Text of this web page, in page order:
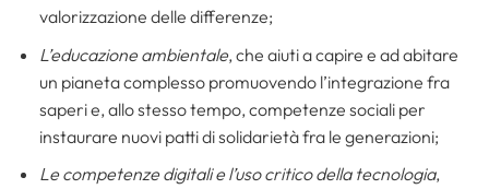
valorizzazione delle differenze;
L’educazione ambientale, che aiuti a capire e ad abitare
un pianeta complesso promuovendo l’integrazione fra
saperi e, allo stesso tempo, competenze sociali per
instaurare nuovi patti di solidarietà fra le generazioni;
Le competenze digitali e l’uso critico della tecnologia,